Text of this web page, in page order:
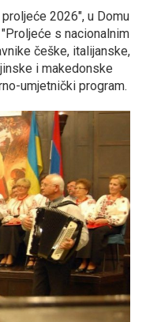
2026", u Domu
s nacionalnim
češke, italijanske,
i makedonske
umjetnički program.